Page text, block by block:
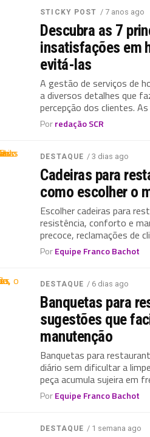
STICKY POST / 7 anos ago
Descubra as 7
insatisfações em
evitá-las
A gestão de serviços de
a diversos detalhes que
percepção dos clientes.
Porredação SCR
DESTAQUE / 3 dias ago
Cadeiras para
como escolher o
Escolher cadeiras para
resistência, conforto e
precoce, reclamações de
PorEquipe Franco Bachot
DESTAQUE / 6 dias ago
Banquetas para
sugestões que
manutenção
Banquetas para
diário sem dificultar a
peça acumula sujeira em
PorEquipe Franco Bachot
DESTAQUE / 1 semana ago